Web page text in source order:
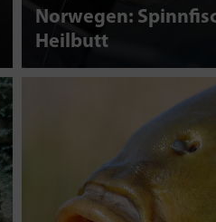
Norwegen:
Heilbutt